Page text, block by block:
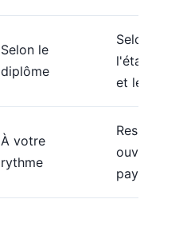
Selon le
diplôme
Selon
et le statut
À votre
rythme
ouvertes
payantes